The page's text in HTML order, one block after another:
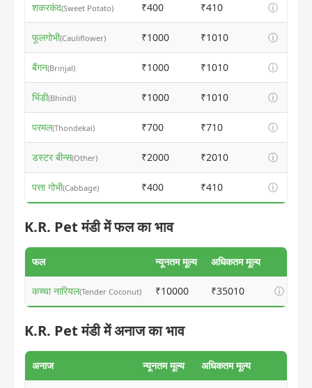
शकरकंद(Sweet Potato) ₹400 ₹410 ⓘ
फूलगोभी(Cauliflower) ₹1000 ₹1010 ⓘ
बैंगन(Brinjal) ₹1000 ₹1010 ⓘ
भिंडी(Bhindi) ₹1000 ₹1010 ⓘ
परमल(Thondekai) ₹700 ₹710 ⓘ
डस्टर बीन्स(Other) ₹2000 ₹2010 ⓘ
पत्ता गोभी(Cabbage) ₹400 ₹410 ⓘ
K.R. Pet मंडी में फल का भाव
फल न्यूनतम मूल्य अधिकतम मूल्य
कच्चा नारियल(Tender Coconut) ₹10000 ₹35010 ⓘ
K.R. Pet मंडी में अनाज का भाव
अनाज न्यूनतम मूल्य अधिकतम मूल्य